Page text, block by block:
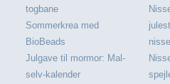
togbane
Sommerkrea med
BioBeads
Julgave til mormor: Mal-
selv-kalender